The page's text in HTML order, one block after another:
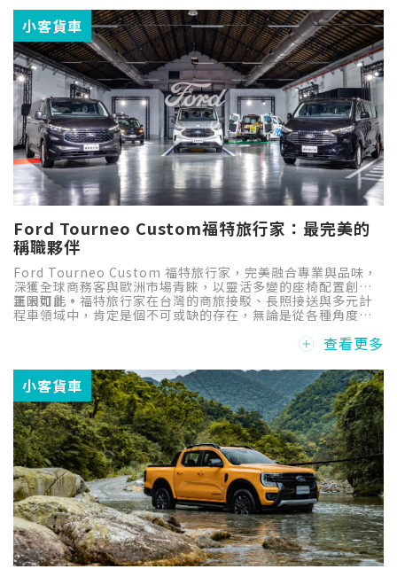
小客貨車
Ford Tourneo Custom福特旅行家：最完美的
稱職夥伴
Ford Tourneo Custom 福特旅行家，完美融合專業與品味，
深獲全球商務客與歐洲市場青睞，以靈活多變的座椅配置創造
無限可能。
正因如此，福特旅行家在台灣的商旅接駁、長照接送與多元計
程車領域中，肯定是個不可或缺的存在，無論是從各種角度，
駛使用口碑...都擁有極佳的評價，ChatCV商用車談團隊特地專
訪了人稱「大李哥」的台灣福祉汽車總經理李博銓，來跟我們
分享Ford Tourneo Custom福特旅行家談談這堪稱完美的稱
職夥伴。
查看更多
小客貨車